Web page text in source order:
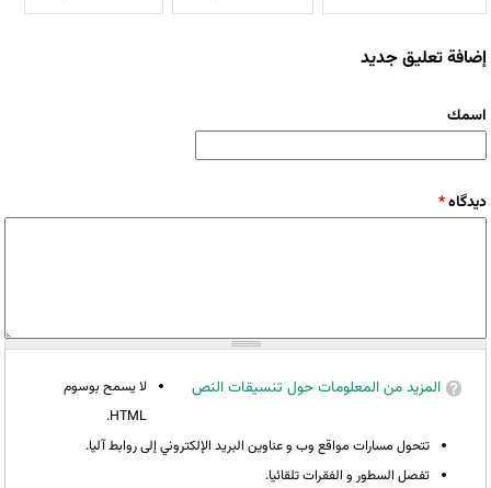
إضافة تعليق جديد
‏اسمك ‏
‏دیدگاه ‏*
المزيد من المعلومات حول تنسيقات النص
لا يسمح بوسوم
HTML.
تتحول مسارات مواقع وب و عناوين البريد الإلكتروني إلى روابط آليا.
تفصل السطور و الفقرات تلقائيا.